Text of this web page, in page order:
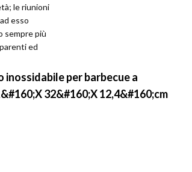
le riunioni
esso
sempre più
ed
per barbecue a
32&#160;X 12,4&#160;cm